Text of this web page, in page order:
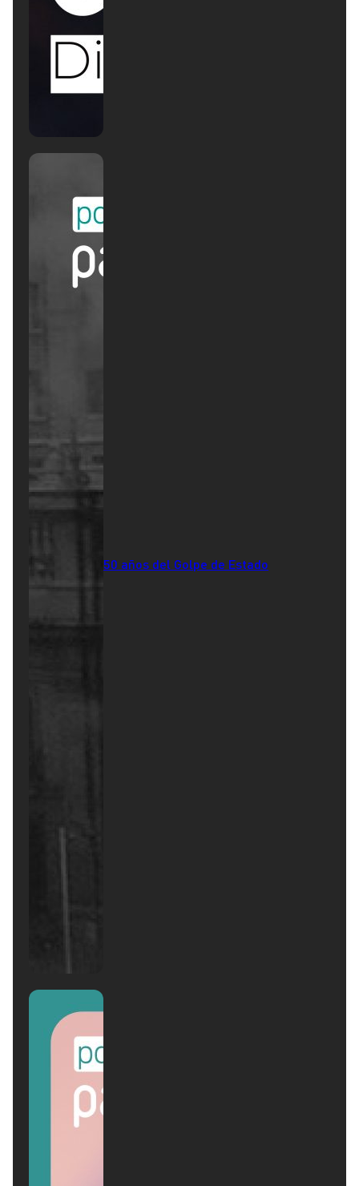
50 años del Golpe de Estado